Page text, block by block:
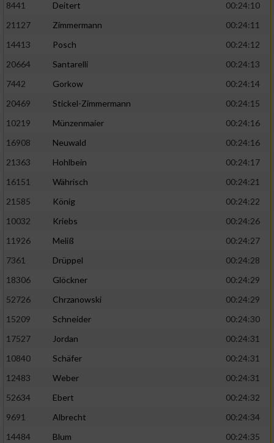
8441 Deitert
00:24:10
21127
Zimmermann
00:24:11
14413
Posch
00:24:12
20664
Santarelli
00:24:13
7442
Gorkow
00:24:14
20469
Stickel-Zimmermann
00:24:15
10219
Münzenmaier
00:24:16
16908
Neuwald
00:24:16
21363
Hohlbein
00:24:17
16151
Währisch
00:24:21
21585
König
00:24:22
10032
Kriebs
00:24:26
11926
Meliß
00:24:27
7361
Drüppel
00:24:28
18306
Glöckner
00:24:29
52726
Chrzanowski
00:24:29
15209
Schneider
00:24:30
17527
Jordan
00:24:31
10840
Schäfer
00:24:31
12483
Weber
00:24:31
52634
Ebert
00:24:32
9691
Albrecht
00:24:34
14484
Blum
00:24:35